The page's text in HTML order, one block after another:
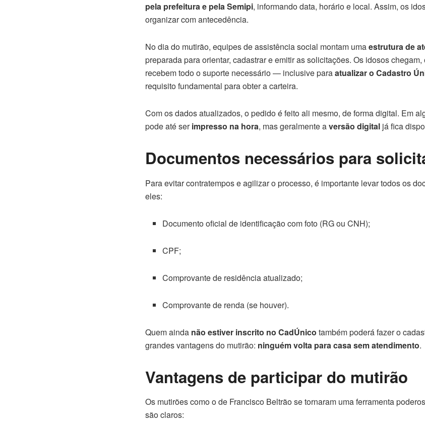
pela prefeitura e pela Semipi, informando data, horário e local. Assim, os
organizar com antecedência.
No dia do mutirão, equipes de assistência social montam umaestrutura de
preparada para orientar, cadastrar e emitir as solicitações. Os idosos
recebem todo o suporte necessário — inclusive paraatualizar o Cadastro
requisito fundamental para obter a carteira.
Com os dados atualizados, o pedido é feito ali mesmo, de forma digital. Em
pode até serimpresso na hora, mas geralmente aversão digital já fica
Documentos necessários para
Para evitar contratempos e agilizar o processo, é importante levar todos os
eles:
Documento oficial de identificação com foto (RG ou CNH);
CPF;
Comprovante de residência atualizado;
Comprovante de renda (se houver).
Quem ainda não estiver inscrito no CadÚnico também poderá fazer o
grandes vantagens do mutirão: ninguém volta para casa sem atendimento.
Vantagens de participar do mutirão
Os mutirões como o de Francisco Beltrão se tornaram uma ferramenta
são claros: